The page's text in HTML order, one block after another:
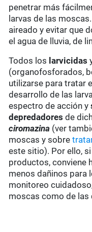
penetrar más
larvas de las
aireado y evitar que
el agua de lluvia, de
Todos los larvicidas
(organofosforados,
utilizarse para tratar
desarrollo de las
espectro de acción y
depredadores de
ciromazina (ver
moscas y sobre
este sitio). Por ello,
productos, conviene
menos dañinos para
monitoreo
moscas como de las